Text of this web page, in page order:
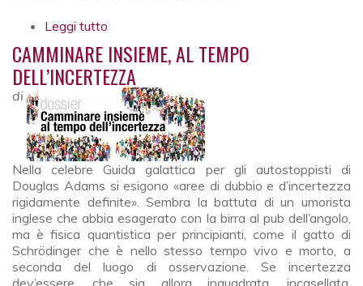
Leggi tutto
CAMMINARE INSIEME, AL TEMPO
DELL’INCERTEZZA
di
Nella celebre Guida galattica per gli autostoppisti di
Douglas Adams si esigono «aree di dubbio e d’incertezza
rigidamente definite». Sembra la battuta di un umorista
inglese che abbia esagerato con la birra al pub dell’angolo,
ma è fisica quantistica per principianti, come il gatto di
Schrödinger che è nello stesso tempo vivo e morto, a
seconda del luogo di osservazione. Se incertezza